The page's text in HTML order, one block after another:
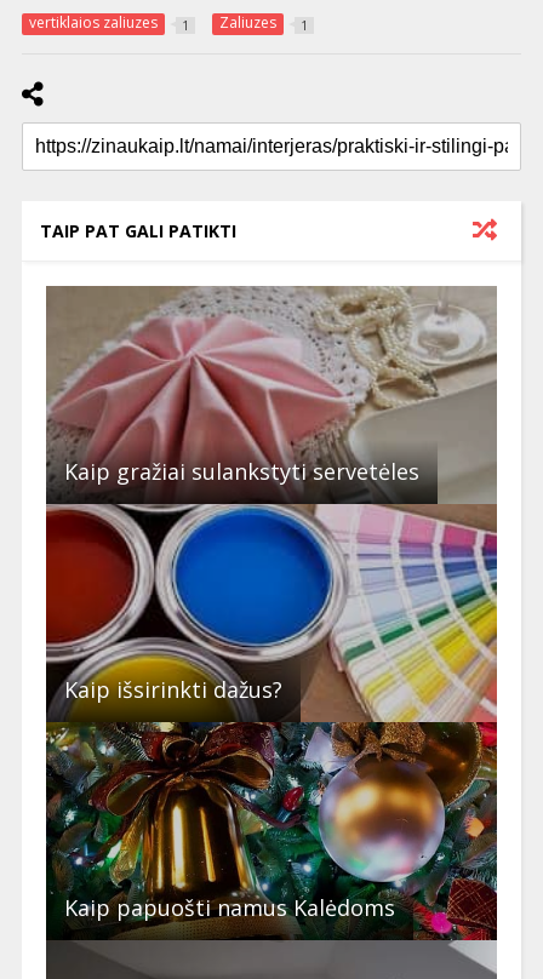
vertiklaios zaliuzes 1 Zaliuzes 1
TAIP PAT GALI PATIKTI
Kaip gražiai sulankstyti servetėles
Kaip išsirinkti dažus?
Kaip papuošti namus Kalėdoms